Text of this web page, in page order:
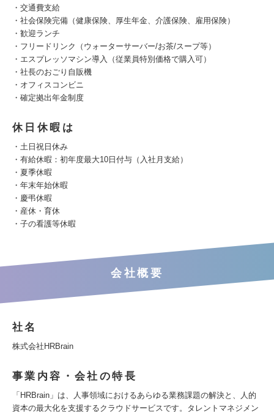
・交通費支給
・社会保険完備（健康保険、厚生年金、介護保険、雇用保険）
・歓迎ランチ
・フリードリンク（ウォーターサーバー/お茶/スープ等）
・エスプレッソマシン導入（従業員特別価格で購入可）
・社長のおごり自販機
・オフィスコンビニ
・確定拠出年金制度
休日休暇は
・土日祝日休み
・有給休暇：初年度最大10日付与（入社月支給）
・夏季休暇
・年末年始休暇
・慶弔休暇
・産休・育休
・子の看護等休暇
会社概要
社名
株式会社HRBrain
事業内容・会社の特長
「HRBrain」は、人事領域におけるあらゆる業務課題の解決と、人的
資本の最大化を支援するクラウドサービスです。タレントマネジメン